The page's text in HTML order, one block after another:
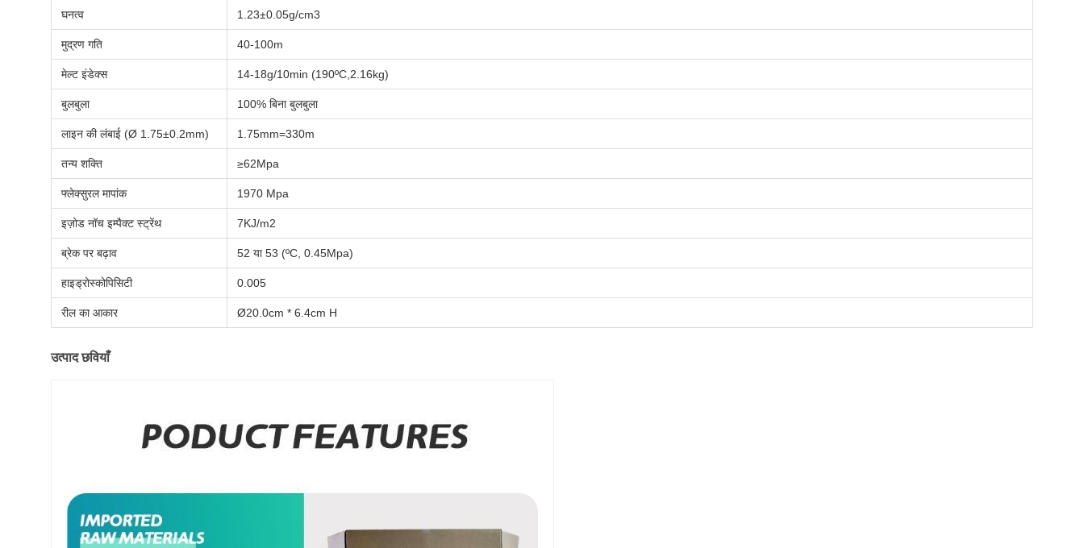
घनत्व 1.23±0.05g/cm3
मुद्रण गति 40-100m
मेल्ट इंडेक्स 14-18g/10min (190ºC,2.16kg)
बुलबुला 100% बिना बुलबुला
लाइन की लंबाई (Ø 1.75±0.2mm) 1.75mm=330m
तन्य शक्ति ≥62Mpa
फ्लेक्सुरल मापांक 1970 Mpa
इज़ोड नॉच इम्पैक्ट स्ट्रेंथ 7KJ/m2
ब्रेक पर बढ़ाव 52 या 53 (ºC, 0.45Mpa)
हाइड्रोस्कोपिसिटी 0.005
रील का आकार Ø20.0cm * 6.4cm H
उत्पाद छवियाँ